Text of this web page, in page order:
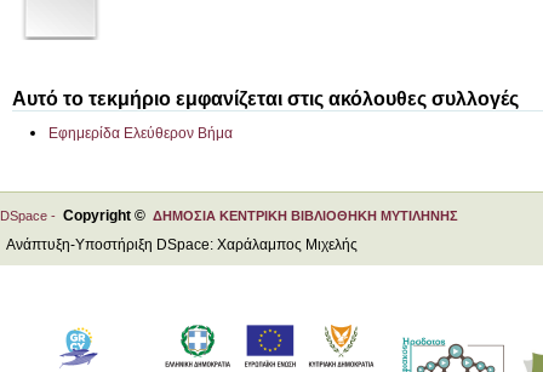
Αυτό το τεκμήριο εμφανίζεται στις ακόλουθες συλλογές
Εφημερίδα Ελεύθερον Βήμα
DSpace - Copyright © ΔΗΜΟΣΙΑ ΚΕΝΤΡΙΚΗ ΒΙΒΛΙΟΘΗΚΗ ΜΥΤΙΛΗΝΗΣ
Ανάπτυξη-Υποστήριξη DSpace: Χαράλαμπος Μιχελής